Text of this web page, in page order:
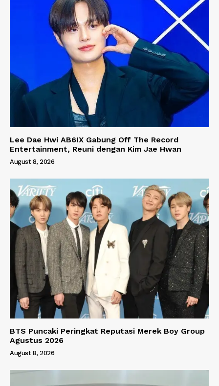
Lee Dae Hwi AB6IX Gabung Off The Record
Entertainment, Reuni dengan Kim Jae Hwan
August 8, 2026
BTS Puncaki Peringkat Reputasi Merek Boy Group
Agustus 2026
August 8, 2026